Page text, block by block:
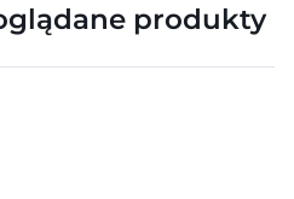
produkty